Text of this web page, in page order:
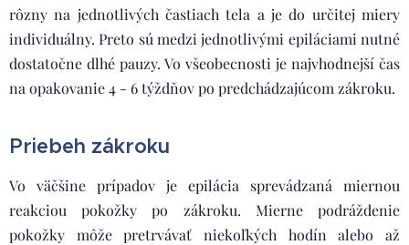
rôzny na jednotlivých častiach tela a je do určitej miery
individuálny. Preto sú medzi jednotlivými epiláciami nutné
dostatočne dlhé pauzy. Vo všeobecnosti je najvhodnejší čas
na opakovanie 4 - 6 týždňov po predchádzajúcom zákroku.
Priebeh zákroku
Vo väčšine prípadov je epilácia sprevádzaná miernou
reakciou pokožky po zákroku. Mierne podráždenie
pokožky môže pretrvávať niekoľkých hodín alebo až